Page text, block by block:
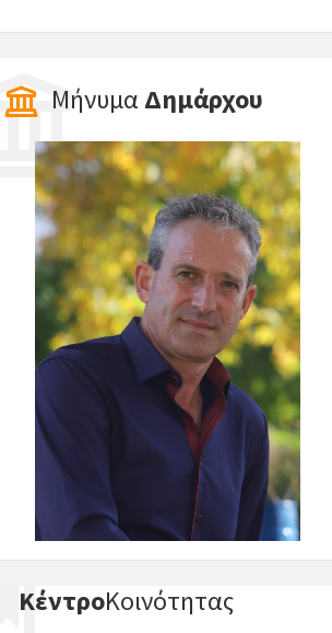
ΜήνυμαΔημάρχου
ΚέντροΚοινότητας